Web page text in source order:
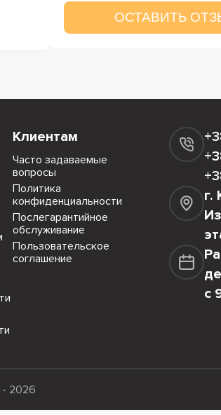
ОСТАВИТЬ
Клиентам
Часто задаваемые
вопросы
Политика
конфиденциальности
Послегарантийное
обслуживание
Пользовательское
соглашение
г.
с
- 2026